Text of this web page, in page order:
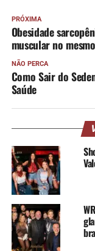
PRÓXIMA
Obesidade
muscular no
NÃO PERCA
Como Sair do
Saúde